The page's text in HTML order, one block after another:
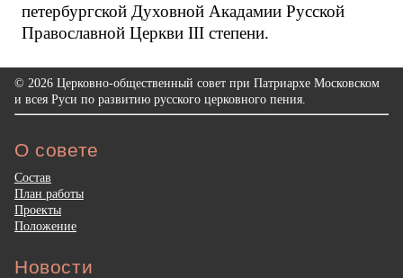
петербургской Духовной Акадамии Русской
Православной Церкви III степени.
© 2026 Церковно-общественный совет при Патриархе Московском
и всея Руси по развитию русского церковного пения.
О совете
Состав
План работы
Проекты
Положение
Новости